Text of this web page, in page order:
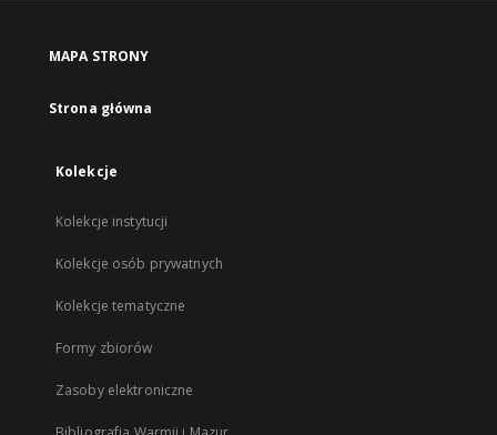
MAPA STRONY
Strona główna
Kolekcje
Kolekcje instytucji
Kolekcje osób prywatnych
Kolekcje tematyczne
Formy zbiorów
Zasoby elektroniczne